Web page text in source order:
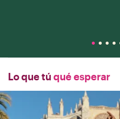
Lo que tú qué esperar